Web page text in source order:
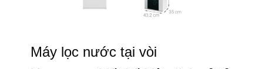
Máy lọc nước tại vòi